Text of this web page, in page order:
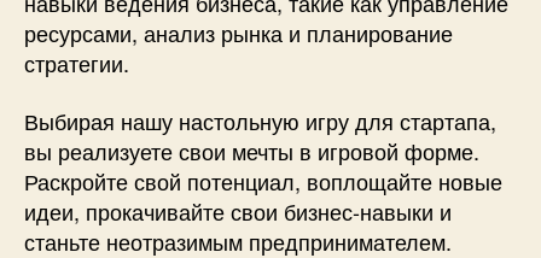
ресурсами, анализ рынка и планирование
стратегии.
Выбирая нашу настольную игру для стартапа,
вы реализуете свои мечты в игровой форме.
Раскройте свой потенциал, воплощайте новые
идеи, прокачивайте свои бизнес-навыки и
станьте неотразимым предпринимателем.